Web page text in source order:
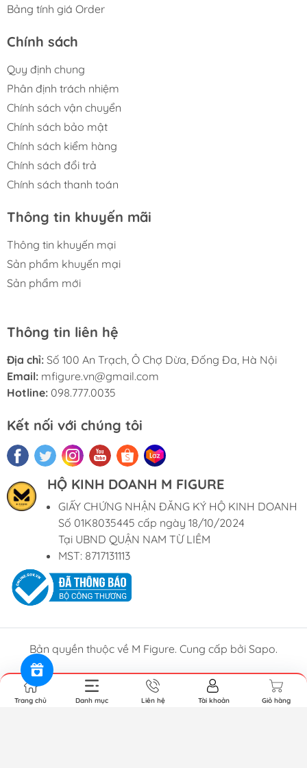
Bảng tính giá Order
Chính sách
Quy định chung
Phân định trách nhiệm
Chính sách vận chuyển
Chính sách bảo mật
Chính sách kiểm hàng
Chính sách đổi trả
Chính sách thanh toán
Thông tin khuyến mãi
Thông tin khuyến mại
Sản phẩm khuyến mại
Sản phẩm mới
Thông tin liên hệ
Địa chỉ: Số 100 An Trạch, Ô Chợ Dừa, Đống Đa, Hà Nội
Email: mfigure.vn@gmail.com
Hotline: 098.777.0035
Kết nối với chúng tôi
HỘ KINH DOANH M FIGURE
GIẤY CHỨNG NHẬN ĐĂNG KÝ HỘ KINH DOANH
Số 01K8035445 cấp ngày 18/10/2024
Tại UBND QUẬN NAM TỪ LIÊM
MST: 8717131113
Bản quyền thuộc về M Figure. Cung cấp bởi Sapo.
Trang chủ Danh mục Liên hệ Tài khoản Giỏ hàng